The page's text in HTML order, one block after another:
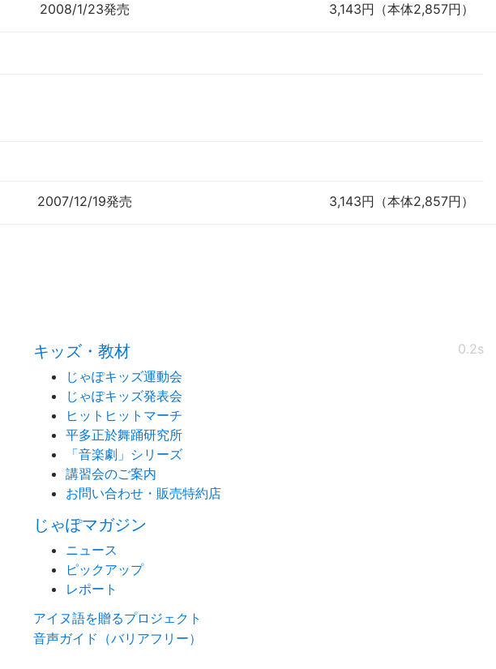
2008/1/23発売 3,143円（本体2,857円）
2007/12/19発売 3,143円（本体2,857円）
0.2s
キッズ・教材
じゃぽキッズ運動会
じゃぽキッズ発表会
ヒットヒットマーチ
平多正於舞踊研究所
「音楽劇」シリーズ
講習会のご案内
お問い合わせ・販売特約店
じゃぽマガジン
ニュース
ピックアップ
レポート
アイヌ語を贈るプロジェクト
音声ガイド（バリアフリー）